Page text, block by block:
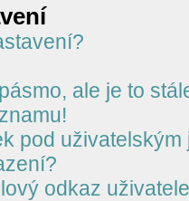
ale je to
pod uživatelským
odkaz